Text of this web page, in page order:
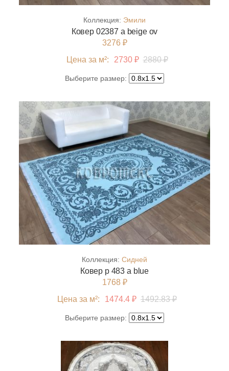
Коллекция: Эмили
Ковер 02387 a beige ov
3276 ₽
Цена за м²:
2730 ₽ 2880 ₽
Выберите размер:
Коллекция: Сидней
Ковер p 483 a blue
1768 ₽
Цена за м²:
1474.4 ₽ 1492.83 ₽
Выберите размер: